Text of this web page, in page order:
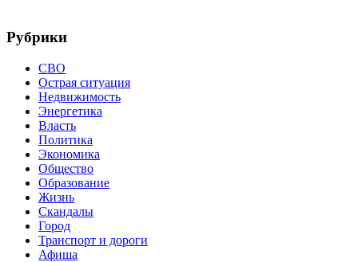
Рубрики
СВО
Острая ситуация
Недвижимость
Энергетика
Власть
Политика
Экономика
Общество
Образование
Жизнь
Скандалы
Город
Транспорт и дороги
Афиша